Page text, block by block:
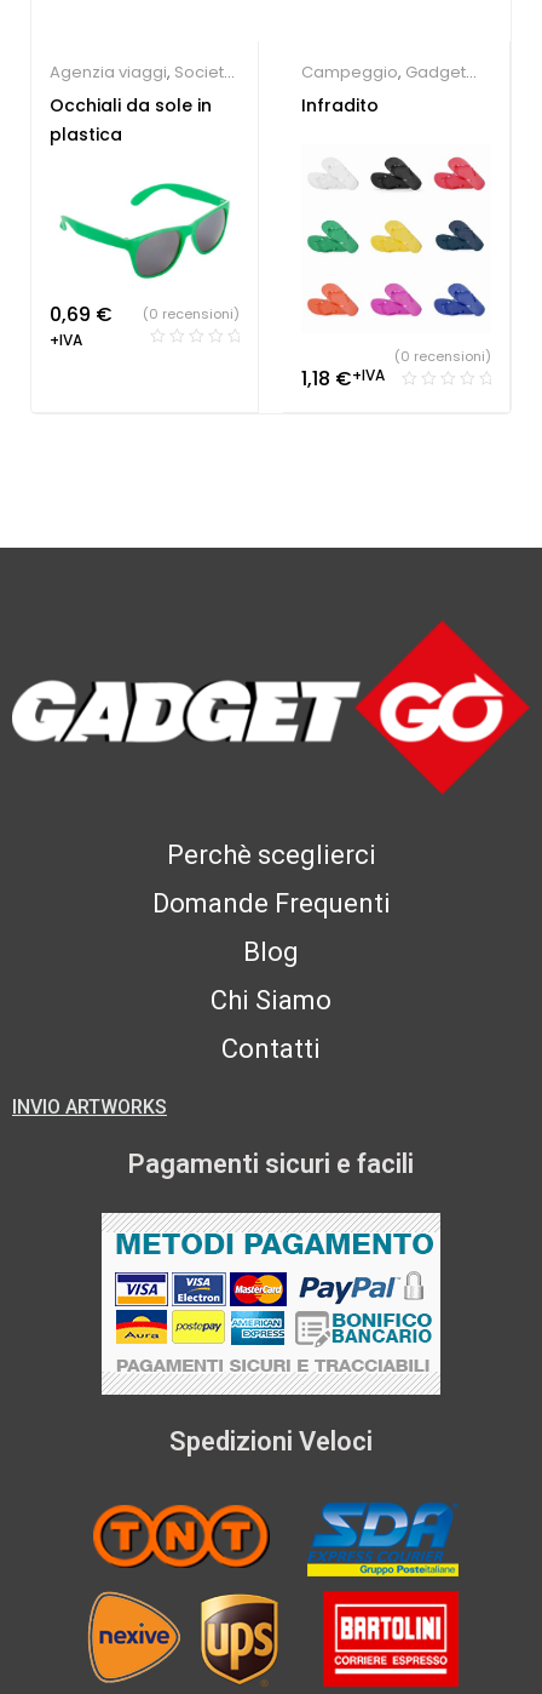
Agenzia viaggi, Società
Sportive, Gadget per la
persona
Occhiali da sole in
plastica
0,69 €
+IVA
(0 recensioni)
Campeggio, Gadget
Estate
Infradito
1,18 €+IVA
(0 recensioni)
Perchè sceglierci
Domande Frequenti
Blog
Chi Siamo
Contatti
INVIO ARTWORKS
Pagamenti sicuri e facili
Spedizioni Veloci